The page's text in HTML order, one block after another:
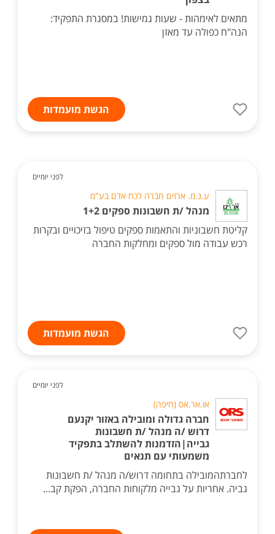
מתאים לאימהות - שעות גמישות! במסגרת התפקיד:
הנה"ח כפולה עד מאזן
הגשת מועמדות
לפני יומיים
ע.נ.מ. ארזים חברה לכח אדם בע"מ
מנהל /ת חשבונות ספקים 1+2
קליטת חשבוניות והתאמות ספקים טיפול בזיכויים ובקרות
רכש עבודה מול ספקים ומחלקות החברה
הגשת מועמדות
לפני יומיים
או.אר.אס (חיפה)
חברה גדולה ומובילה באזור יקנעם
דרוש /ה מנהל /ת חשבונות
גבייה|הזדמנות להשתלב בתפקיד
משמעותי עם תנאים
לחברתהמובילה בתחומה דרוש/ה מנהל /ת חשבונות
גביה. אחריות על גבייה מלקוחות החברה, הפקת קב...